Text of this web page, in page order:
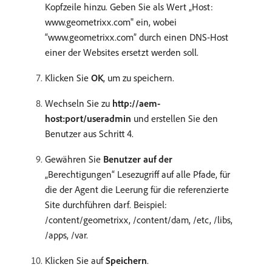
Kopfzeile hinzu. Geben Sie als Wert „Host:
www.geometrixx.com" ein, wobei
“www.geometrixx.com” durch einen DNS-Host
einer der Websites ersetzt werden soll.
Klicken Sie OK, um zu speichern.
Wechseln Sie zu http://aem-
host:port/useradmin und erstellen Sie den
Benutzer aus Schritt 4.
Gewähren Sie Benutzer auf der
„Berechtigungen“ Lesezugriff auf alle Pfade, für
die der Agent die Leerung für die referenzierte
Site durchführen darf. Beispiel:
/content/geometrixx, /content/dam, /etc, /libs,
/apps, /var.
Klicken Sie aufSpeichern.